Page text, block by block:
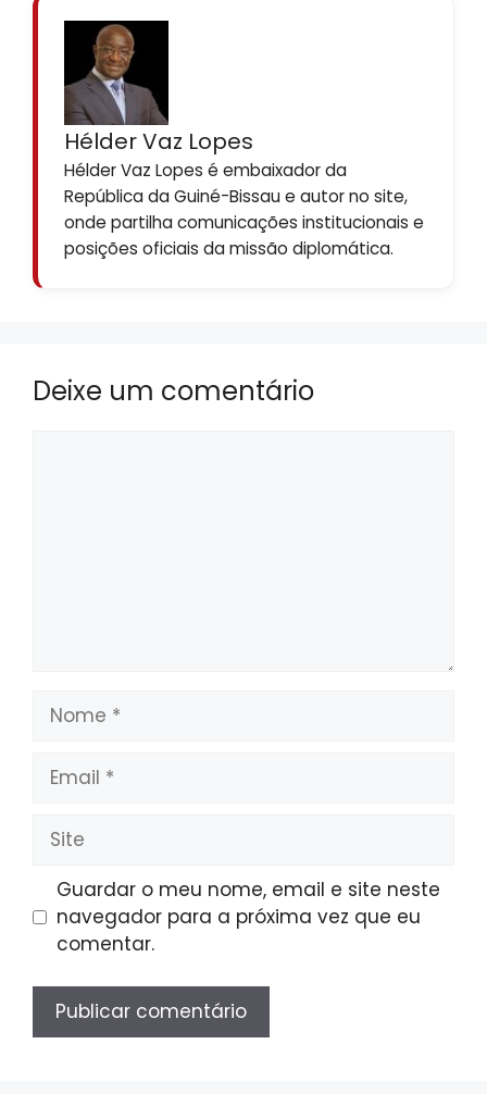
Hélder Vaz Lopes
Hélder Vaz Lopes é embaixador da
República da Guiné-Bissau e autor no site,
onde partilha comunicações institucionais e
posições oficiais da missão diplomática.
Deixe um comentário
Nome
Email
Site
Guardar o meu nome, email e site neste
navegador para a próxima vez que eu
comentar.